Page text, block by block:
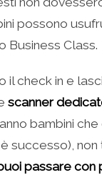
possono
Business Class.
il check in e
scanner
bambini
successo), non
passare con